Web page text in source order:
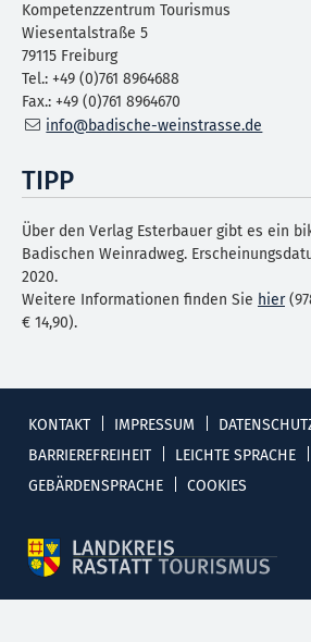
Kompetenzzentrum Tourismus
Wiesentalstraße 5
79115 Freiburg
Tel.: +49 (0)761 8964688
Fax.: +49 (0)761 8964670
info@badische-weinstrasse.de
TIPP
Über den Verlag Esterbauer gibt es ein
Badischen Weinradweg.
2020.
Weitere Informationen finden Sie hier
€ 14,90).
KONTAKT IMPRESSUM
BARRIEREFREIHEIT
LEICHTE SPRACHE
GEBÄRDENSPRACHE
COOKIES